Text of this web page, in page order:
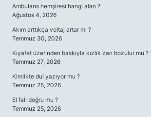
Ambulans hemşiresi hangi alan ?
Ağustos 4, 2026
Akım arttıkça voltaj artar mı ?
Temmuz 30, 2026
Kıyafet üzerinden baskıyla kızlık zarı bozulur mu ?
Temmuz 27, 2026
Kimlikte dul yazıyor mu ?
Temmuz 25, 2026
El falı doğru mu ?
Temmuz 25, 2026